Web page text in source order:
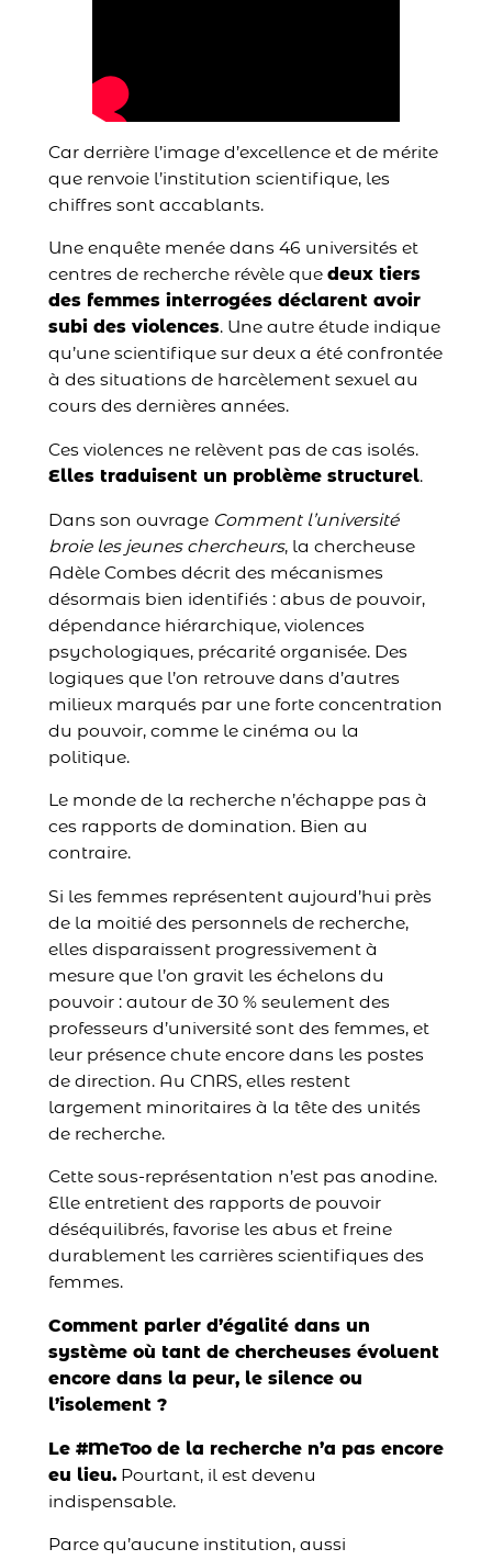
Car derrière l’image d’excellence et de mérite
que renvoie l’institution scientifique, les
chiffres sont accablants.
Une enquête menée dans 46 universités et
centres de recherche révèle que deux tiers
des femmes interrogées déclarent avoir
subi des violences. Une autre étude indique
qu’une scientifique sur deux a été confrontée
à des situations de harcèlement sexuel au
cours des dernières années.
Ces violences ne relèvent pas de cas isolés.
Elles traduisent un problème structurel.
Dans son ouvrage Comment l’université
broie les jeunes chercheurs, la chercheuse
Adèle Combes décrit des mécanismes
désormais bien identifiés : abus de pouvoir,
dépendance hiérarchique, violences
psychologiques, précarité organisée. Des
logiques que l’on retrouve dans d’autres
milieux marqués par une forte concentration
du pouvoir, comme le cinéma ou la
politique.
Le monde de la recherche n’échappe pas à
ces rapports de domination. Bien au
contraire.
Si les femmes représentent aujourd’hui près
de la moitié des personnels de recherche,
elles disparaissent progressivement à
mesure que l’on gravit les échelons du
pouvoir : autour de 30 % seulement des
professeurs d’université sont des femmes, et
leur présence chute encore dans les postes
de direction. Au CNRS, elles restent
largement minoritaires à la tête des unités
de recherche.
Cette sous-représentation n’est pas anodine.
Elle entretient des rapports de pouvoir
déséquilibrés, favorise les abus et freine
durablement les carrières scientifiques des
femmes.
Comment parler d’égalité dans un
système où tant de chercheuses évoluent
encore dans la peur, le silence ou
l’isolement ?
Le #MeToo de la recherche n’a pas encore
eu lieu.Pourtant, il est devenu
indispensable.
Parce qu’aucune institution, aussi